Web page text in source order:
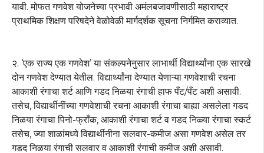
यावी. मोफत गणवेश योजनेच्या प्रभावी अमंलबजावणीसाठी महाराष्ट्र
प्राथमिक शिक्षण परिषदेने वेळोवेळी मार्गदर्शक सूचना निर्गमित कराव्यात.
२. ‘एक राज्य एक गणवेश’ या संकल्पनेनुसार लाभार्थी विद्यार्थ्यांना एक सारखे
दोन गणवेश देण्यात येतील. विद्यार्थ्यांना देण्यात येणाऱ्या गणवेशाची रचना
आकाशी रंगाचा शर्ट आणि गडद निळया रंगाची हाफ पँट/पँट अशी असावी.
तसेच, विद्यार्थीनींच्या गणवेशाची रचना आकाशी रंगाचा बाह्या असलेला गडद
निळया रंगाचा पिनो-फ्राँक, आकाशी रंगाचा शर्ट व गडद निळ्या रंगाचा स्कर्ट
तसेच, ज्या शाळांमध्ये विद्यार्थीनीना सलवार-कमीज असा गणवेश असेल तर
गडद निळया रंगाची सलवार व आकाशी रंगाची कमीज अशी असावी.